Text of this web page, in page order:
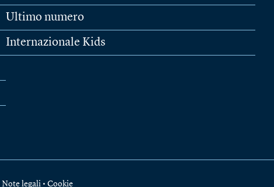
Ultimo numero
Internazionale Kids
Note legali • Cookie